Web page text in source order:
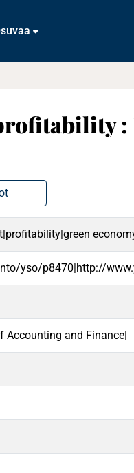
:
yso/p8470|http://
Accounting and Finance|